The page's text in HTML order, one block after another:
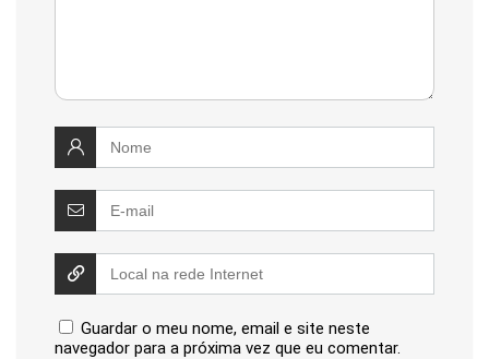
Guardar o meu nome, email e site neste
navegador para a próxima vez que eu comentar.